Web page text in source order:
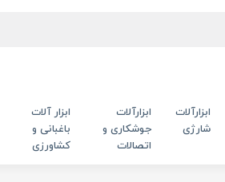
ابزارآلات
شارژی
ابزارآلات
جوشکاری و
اتصالات
ابزار آلات
باغبانی و
کشاورزی